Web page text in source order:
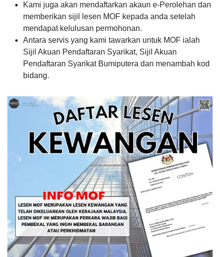
Kami juga akan mendaftarkan akaun e-Perolehan dan
memberikan sijil lesen MOF kepada anda setelah
mendapat kelulusan permohonan.
Antara servis yang kami tawarkan untuk MOF ialah
Sijil Akuan Pendaftaran Syarikat, Sijil Akuan
Pendaftaran Syarikat Bumiputera dan menambah kod
bidang.